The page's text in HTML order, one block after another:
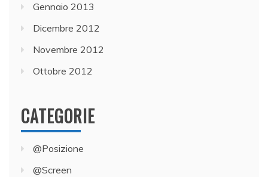
Gennaio 2013
Dicembre 2012
Novembre 2012
Ottobre 2012
CATEGORIE
@Posizione
@Screen